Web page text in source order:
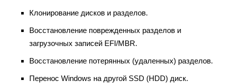
Клонирование дисков и разделов.
Восстановление поврежденных разделов и
загрузочных записей EFI/MBR.
Восстановление потерянных (удаленных) разделов.
Перенос Windows на другой SSD (HDD) диск.